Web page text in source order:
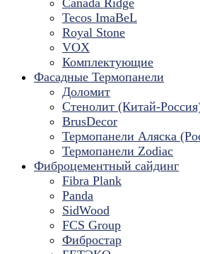
Canada Ridge
Tecos ImaBeL
Royal Stone
VOX
Комплектующие
Фасадные Термопанели
Доломит
Стенолит (Китай-
BrusDecor
Термопанели Аляска
Термопанели Zodiac
Фиброцементный сайдинг
Fibra Plank
Panda
SidWood
FCS Group
Фибростар